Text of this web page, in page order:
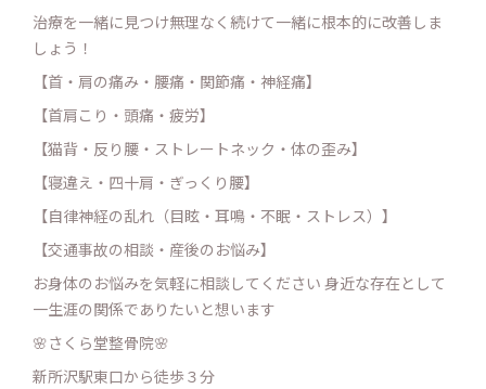
治療を一緒に見つけ無理なく続けて一緒に根本的に改善しま
しょう！
【首・肩の痛み・腰痛・関節痛・神経痛】
【首肩こり・頭痛・疲労】
【猫背・反り腰・ストレートネック・体の歪み】
【寝違え・四十肩・ぎっくり腰】
【自律神経の乱れ（目眩・耳鳴・不眠・ストレス）】
【交通事故の相談・産後のお悩み】
お身体のお悩みを気軽に相談してください 身近な存在として
一生涯の関係でありたいと想います
🌸さくら堂整骨院🌸
新所沢駅東口から徒歩３分